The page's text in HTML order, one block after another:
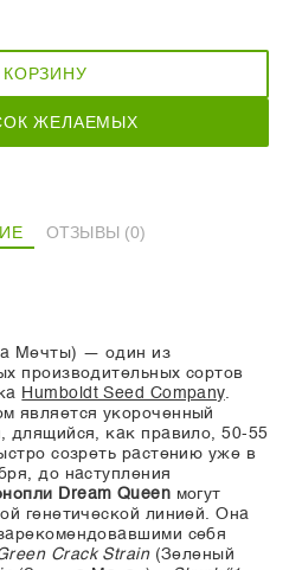
КОРЗИНУ
ЖЕЛАЕМЫХ
ОТЗЫВЫ (0)
Мечты) — один из
производительных сортов
Humboldt Seed Company.
является укороченный
длящийся, как правило, 50-55
созреть растению уже в
до наступления
Dream Queen могут
генетической линией. Она
себя
Crack Strain(Зеленый